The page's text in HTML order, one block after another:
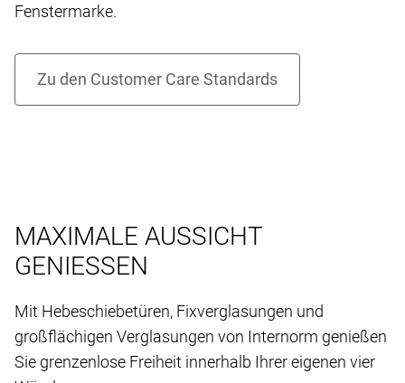
Fenstermarke.
MAXIMALE AUSSICHT
GENIESSEN
Mit Hebeschiebetüren, Fixverglasungen und
großflächigen Verglasungen von Internorm genießen
Sie grenzenlose Freiheit innerhalb Ihrer eigenen vier